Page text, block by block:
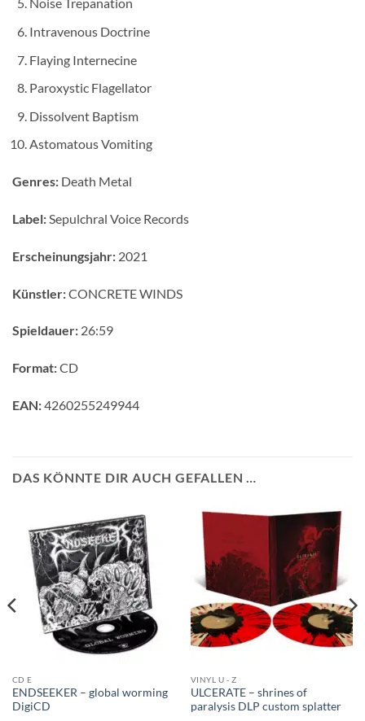
Noise Trepanation
Intravenous Doctrine
Flaying Internecine
Paroxystic Flagellator
Dissolvent Baptism
Astomatous Vomiting
Genres: Death Metal
Label:Sepulchral Voice Records
Erscheinungsjahr: 2021
Künstler:CONCRETE WINDS
Spieldauer: 26:59
Format:CD
EAN:4260255249944
DAS KÖNNTE DIR AUCH GEFALLEN …
CD E
ENDSEEKER – global worming
DigiCD
VINYL U - Z
ULCERATE – shrines of
paralysis DLP custom splatter